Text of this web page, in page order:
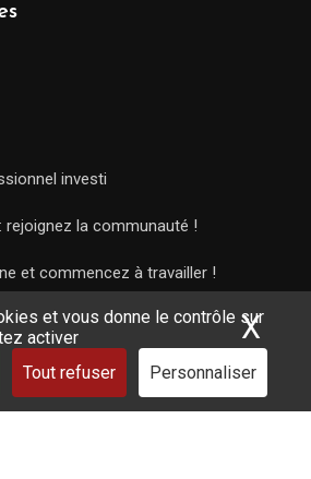
et vous donne le contrôle sur
activer
Tout refuser Personnaliser
X
investi
la communauté !
et commencez à travailler !